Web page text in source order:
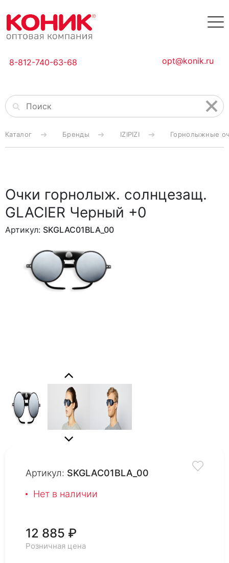
8-812-740-63-68 opt@konik.ru
Каталог Бренды IZIPIZI Горнолыжные
Очки горнолыж. солнцезащ.
GLACIER Черный +0
Артикул: SKGLAC01BLA_00
Артикул: SKGLAC01BLA_00
Нет в наличии
12 885 ₽
Розничная цена